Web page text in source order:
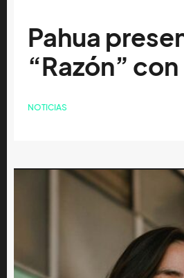
Pahua
“Razón”
NOTICIAS